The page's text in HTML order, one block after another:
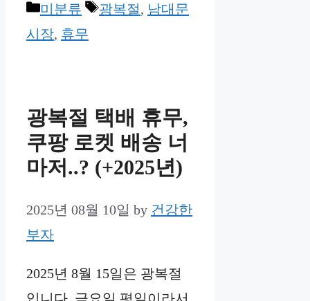
Categories
미분류 Tags
광복절, 남대문
시장, 휴무
광복절 택배 휴무,
쿠팡 로켓 배송 너
마저..? (+2025년)
2025년 08월 10일 by 건강한
부자
2025년 8월 15일은 광복절